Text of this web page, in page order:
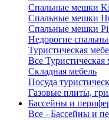
Спальные мешки
Спальные мешки
Спальные мешки
Недорогие
Туристическая
Все Туристическая
Складная мебель
Посуда
Газовые плиты,
Бассейны и
Все - Бассейны и